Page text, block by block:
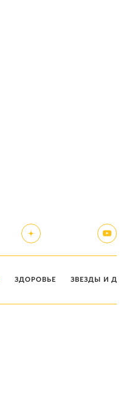
ЗДОРОВЬЕ ЗВЕЗДЫ И